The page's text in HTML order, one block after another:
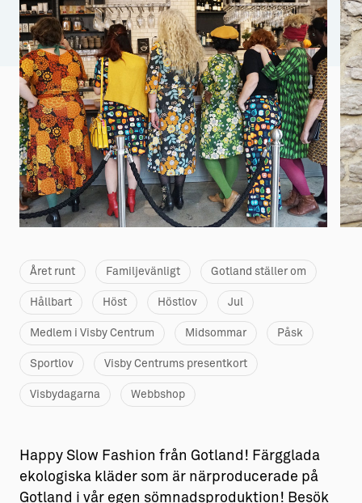
Aktiviteter
Sustainable Plejs
Möten & kongresser
Hansestaden världsarv
Gotlands kulturarv
Almedalsveckan
Medeltidsveckan
→ Gutamål och gotländska
Allt om bostad
→ Hyra bostad
→ Köpa bostad
→ Bygga hus
Allt om livet på Ön
→ Fritidsliv
→ Idrottsliv
→ Tonårsliv
Barn & Familj
Året runt Familjevänligt Gotland ställer om
Hållbart Höst Höstlov Jul
Medlem i Visby Centrum Midsommar Påsk
Sportlov Visby Centrums presentkort
Visbydagarna Webbshop
Happy Slow Fashion från Gotland! Färgglada
ekologiska kläder som är närproducerade på
Gotland i vår egen sömnadsproduktion! Besök